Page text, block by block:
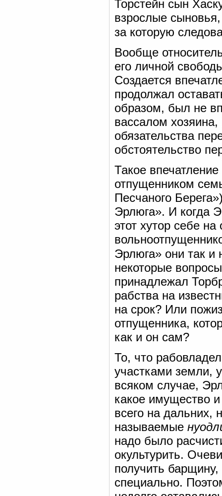
Торстейн сын
взрослые
за которую
Вообще
его личной
Создается
продолжал
образом, был не
вассалом
обязательства
обстоятельство
Такое
отпущенником
Песчаного
Эрлюга». И когда
этот хутор себе
Эрлюга» они так и
некоторые
принадлежал
рабства на
на срок? Или
отпущенника,
как и он сам?
То, что
участками земли,
всяком случае,
какое имущество
всего на дальних,
называемые
надо было
окультурить.
получить
специально.